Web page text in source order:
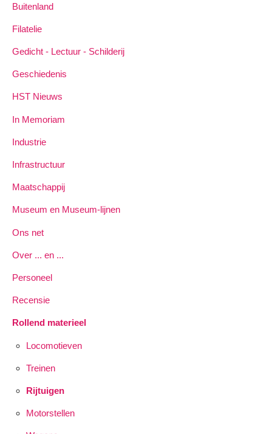
Buitenland
Filatelie
Gedicht - Lectuur - Schilderij
Geschiedenis
HST Nieuws
In Memoriam
Industrie
Infrastructuur
Maatschappij
Museum en Museum-lijnen
Ons net
Over ... en ...
Personeel
Recensie
Rollend materieel
Locomotieven
Treinen
Rijtuigen
Motorstellen